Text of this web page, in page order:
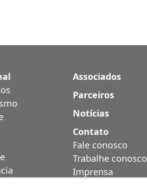
Associados
Parceiros
Notícias
Contato
Fale conosco
Trabalhe conosco
Imprensa